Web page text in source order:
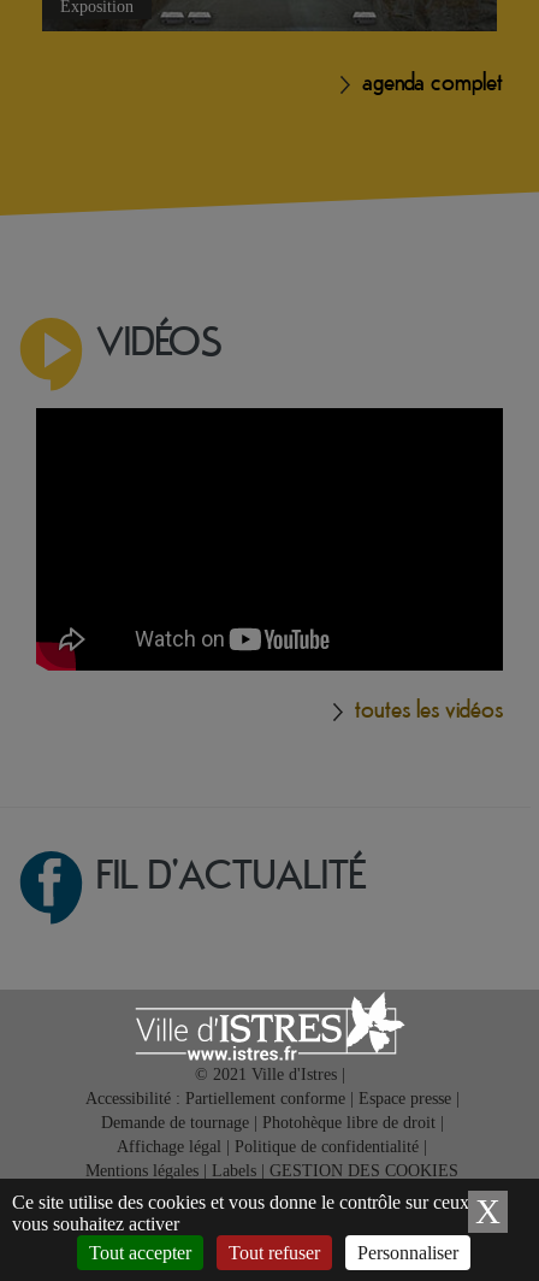
agenda complet
© 2021 Ville d'Istres |
Accessibilité : Partiellement conforme | Espace presse
Demande de tournage| Photohèque libre de droit
Affichage légal | Politique de confidentialité
Mentions légales| Labels| GESTION DES COOKIES
Application gratuite ISTRES ET VOUS
Ce site utilise des cookies et vous donne le contrôle sur ceux que
vous souhaitez activer
Tout accepter
Tout refuser Personnaliser
X